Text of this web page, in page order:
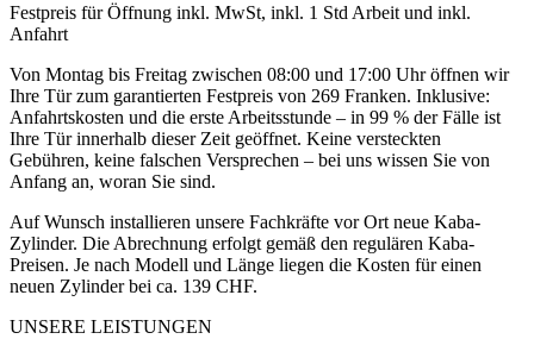
Festpreis für Öffnung inkl. MwSt, inkl. 1 Std Arbeit und inkl.
Anfahrt
Von Montag bis Freitag zwischen 08:00 und 17:00 Uhr öffnen wir
Ihre Tür zum garantierten Festpreis von 269 Franken. Inklusive:
Anfahrtskosten und die erste Arbeitsstunde – in 99 % der Fälle ist
Ihre Tür innerhalb dieser Zeit geöffnet. Keine versteckten
Gebühren, keine falschen Versprechen – bei uns wissen Sie von
Anfang an, woran Sie sind.
Auf Wunsch installieren unsere Fachkräfte vor Ort neue Kaba-
Zylinder. Die Abrechnung erfolgt gemäß den regulären Kaba-
Preisen. Je nach Modell und Länge liegen die Kosten für einen
neuen Zylinder bei ca. 139 CHF.
UNSERE LEISTUNGEN